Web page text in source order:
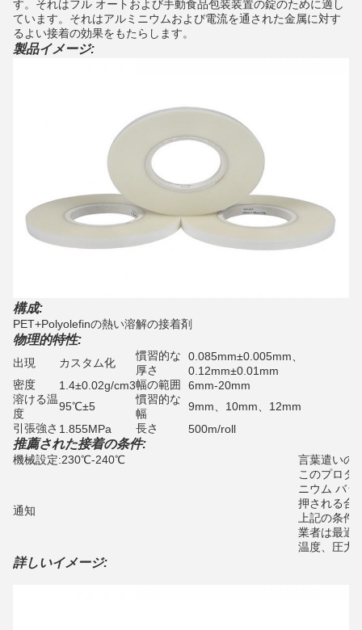
す。それはフル オートおよび手動食品包装装置の錠のために適し
ています。それはアルミニウムおよび電流を通された金属に対す
るよい接着の効果をもたらします。
製品イメージ:
構成:
PET+Polyolefinの熱い溶解の接着剤
物理的特性:
出現 カスタム化
慣習的な
厚さ
0.085mm±0.005mm、
0.12mm±0.01mm
密度
1.4±0.02g/cm3幅の範囲
6mm-20mm
溶ける温
度
95℃±5
慣習的な
幅
9mm、10mm、12mm
引張強さ 1.855MPa 長さ 500m/roll
推薦された接着の条件:
機械設定:230℃-240℃ 言葉遣いの
通知
このプロダ
ニウム バ
押される合
上記の条
業者は最適
温度、圧力
詳しいイメージ: